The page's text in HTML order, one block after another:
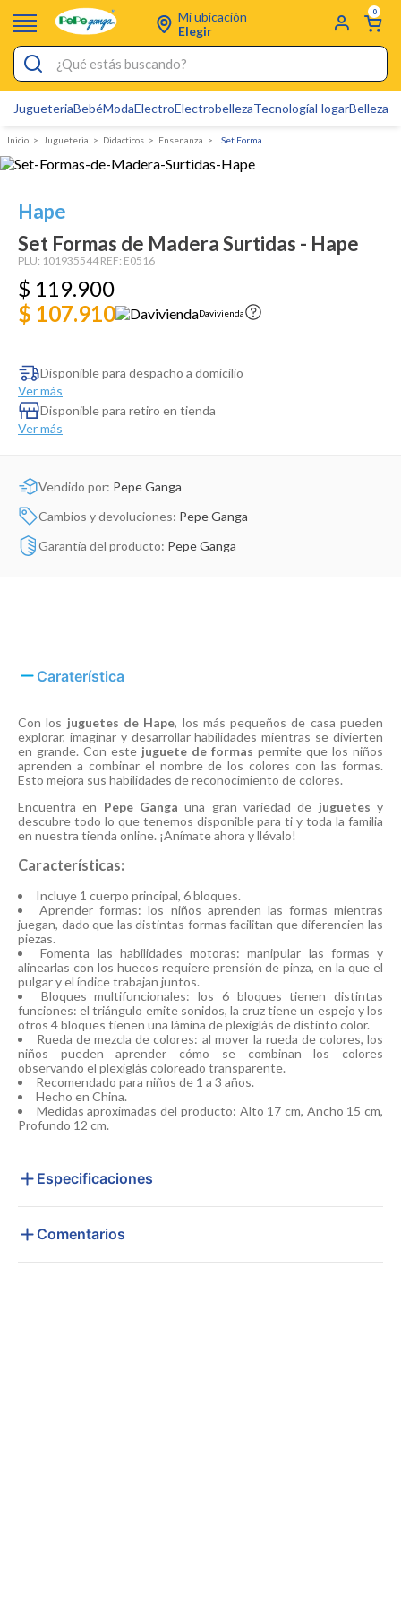
Mi ubicación
Elegir
0
¿Qué estás buscando?
JugueteriaBebéModaElectroElectrobellezaTecnologíaHogarBelleza
Jugueteria Didacticos Ensenanza
Hape
Set Formas de Madera Surtidas - Hape
PLU: 101935544 REF: E0516
$ 119.900
$ 107.910
Davivienda
Disponible para despacho a domicilio
Ver más
Disponible para retiro en tienda
Ver más
Vendido por: Pepe Ganga
Cambios y devoluciones: Pepe Ganga
Garantía del producto: Pepe Ganga
Caraterística
Con los juguetes de Hape, los más pequeños de casa pueden
explorar, imaginar y desarrollar habilidades mientras se divierten
en grande. Con este juguete de formas permite que los niños
aprenden a combinar el nombre de los colores con las formas.
Esto mejora sus habilidades de reconocimiento de colores.
Encuentra en Pepe Ganga una gran variedad de juguetes y
descubre todo lo que tenemos disponible para ti y toda la familia
en nuestra tienda online. ¡Anímate ahora y llévalo!
Características:
Incluye 1 cuerpo principal, 6 bloques.
Aprender formas: los niños aprenden las formas mientras
juegan, dado que las distintas formas facilitan que diferencien las
piezas.
Fomenta las habilidades motoras: manipular las formas y
alinearlas con los huecos requiere prensión de pinza, en la que el
pulgar y el índice trabajan juntos.
Bloques multifuncionales: los 6 bloques tienen distintas
funciones: el triángulo emite sonidos, la cruz tiene un espejo y los
otros 4 bloques tienen una lámina de plexiglás de distinto color.
Rueda de mezcla de colores: al mover la rueda de colores, los
niños pueden aprender cómo se combinan los colores
observando el plexiglás coloreado transparente.
Recomendado para niños de 1 a 3 años.
Hecho en China.
Medidas aproximadas del producto: Alto 17 cm, Ancho 15 cm,
Profundo 12 cm.
Especificaciones
Comentarios
Pijamas
Figuras Toy Story
Carters
Silla Mecedora Bebé
Bebes
Cuna Colecho
Dinosaurio Juguete